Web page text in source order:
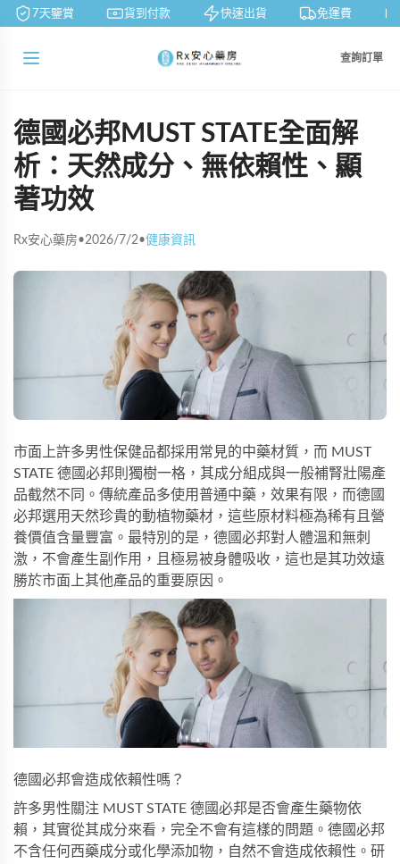
7天鑒賞 貨到付款 快速出貨 免運費
查詢訂單
德國必邦MUST STATE全面解
析：天然成分、無依賴性、顯
著功效
Rx安心藥房•2026/7/2•健康資訊
市面上許多男性保健品都採用常見的中藥材質，而 MUST
STATE 德國必邦則獨樹一格，其成分組成與一般補腎壯陽產
品截然不同。傳統產品多使用普通中藥，效果有限，而德國
必邦選用天然珍貴的動植物藥材，這些原材料極為稀有且營
養價值含量豐富。最特別的是，德國必邦對人體溫和無刺
激，不會產生副作用，且極易被身體吸收，這也是其功效遠
勝於市面上其他產品的重要原因。
德國必邦會造成依賴性嗎？
許多男性關注 MUST STATE 德國必邦是否會產生藥物依
賴，其實從其成分來看，完全不會有這樣的問題。德國必邦
不含任何西藥成分或化學添加物，自然不會造成依賴性。研